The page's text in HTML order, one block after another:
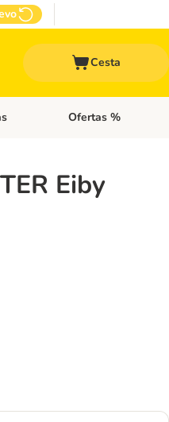
Cesta
abierto: Gama Vet.
Menú de categoria
Ofertas %
Eiby